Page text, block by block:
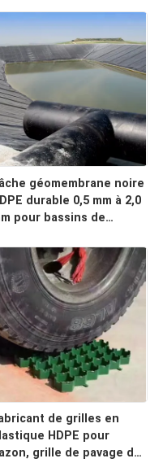
géomembrane noire
durable 0,5 mm à 2,0
pour bassins de
d'aquaculture,
de stockage
et applications
de barrage
de grilles en
HDPE pour
grille de pavage de